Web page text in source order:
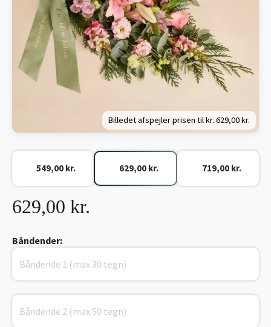
Billedet afspejler prisen til kr. 629,00 kr.
629,00 kr.
549,00 kr. 629,00 kr. 719,00 kr.
Båndender: